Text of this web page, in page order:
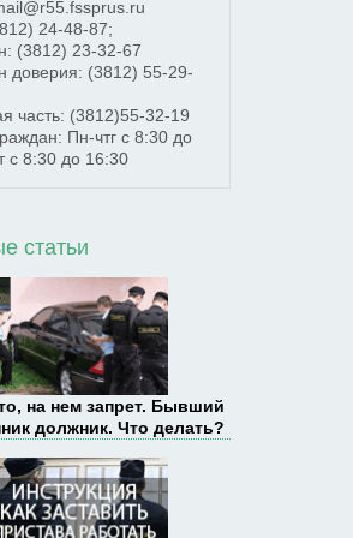
24-48-87;
(3812) 23-32-67
доверия: (3812) 55-29-
часть: (3812)55-32-19
Пн-чтг с 8:30 до
с 8:30 до 16:30
статьи
на нем запрет. Бывший
должник. Что делать?